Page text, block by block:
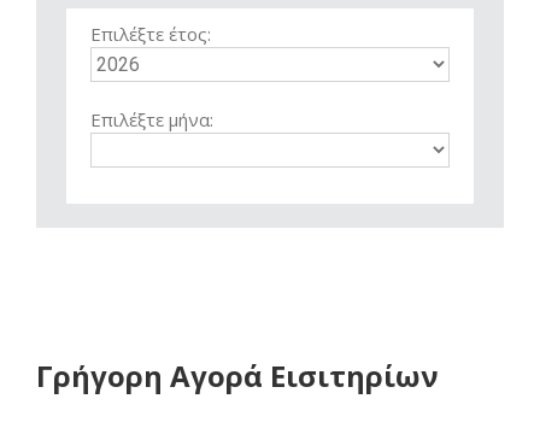
Επιλέξτε έτος:
Επιλέξτε μήνα:
Γρήγορη Αγορά Εισιτηρίων